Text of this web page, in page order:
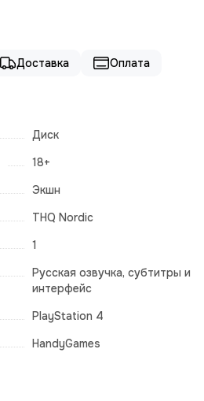
Доставка Оплата
Диск
18+
Экшн
THQ Nordic
1
Русская озвучка, субтитры и
интерфейс
PlayStation 4
HandyGames